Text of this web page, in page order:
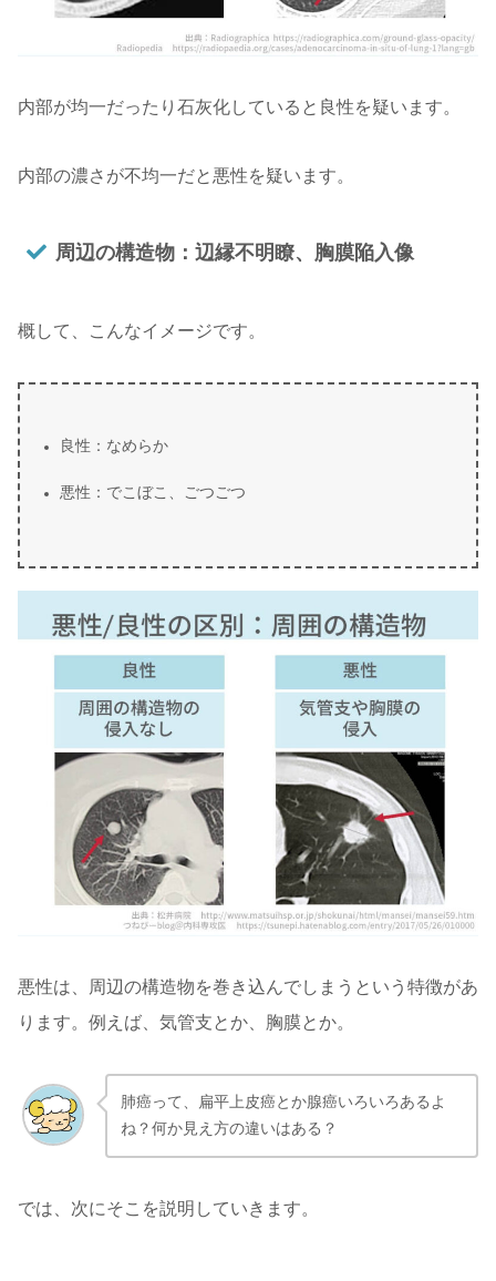
内部が均一だったり石灰化していると良性を疑います。
内部の濃さが不均一だと悪性を疑います。
周辺の構造物：辺縁不明瞭、胸膜陥入像
概して、こんなイメージです。
良性：なめらか
悪性：でこぼこ、ごつごつ
悪性は、周辺の構造物を巻き込んでしまうという特徴があ
ります。例えば、気管支とか、胸膜とか。
肺癌って、扁平上皮癌とか腺癌いろいろあるよ
ね？何か見え方の違いはある？
では、次にそこを説明していきます。